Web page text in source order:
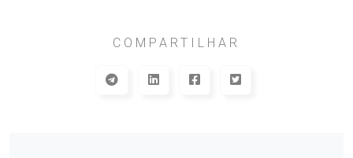
COMPARTILHAR